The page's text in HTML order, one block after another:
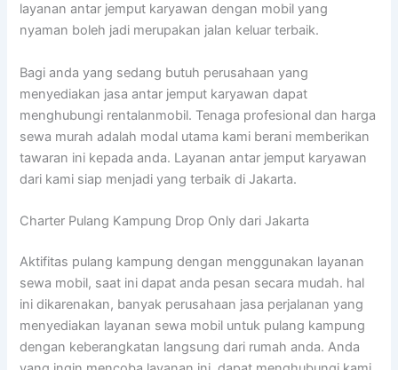
layanan antar jemput karyawan dengan mobil yang
nyaman boleh jadi merupakan jalan keluar terbaik.
Bagi anda yang sedang butuh perusahaan yang
menyediakan jasa antar jemput karyawan dapat
menghubungi rentalanmobil. Tenaga profesional dan harga
sewa murah adalah modal utama kami berani memberikan
tawaran ini kepada anda. Layanan antar jemput karyawan
dari kami siap menjadi yang terbaik di Jakarta.
Charter Pulang Kampung Drop Only dari Jakarta
Aktifitas pulang kampung dengan menggunakan layanan
sewa mobil, saat ini dapat anda pesan secara mudah. hal
ini dikarenakan, banyak perusahaan jasa perjalanan yang
menyediakan layanan sewa mobil untuk pulang kampung
dengan keberangkatan langsung dari rumah anda. Anda